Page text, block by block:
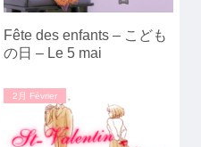
Fête des enfants – こども
の日 – Le 5 mai
2月 Février